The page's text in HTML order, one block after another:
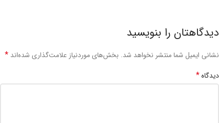
دیدگاهتان را بنویسید
نشانی ایمیل شما منتشر نخواهد شد. بخش‌های موردنیاز علامت‌گذاری شده‌اند *
دیدگاه*